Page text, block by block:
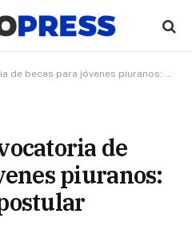
para jóvenes piuranos: conoce cómo postular
de
piuranos: